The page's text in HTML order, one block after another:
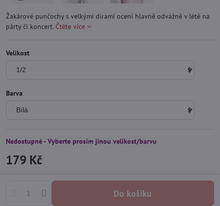
Žakárové punčochy s velkými dírami ocení hlavně odvážně v létě na
párty či koncert. Čtěte více
Velikost
Barva
Nedostupné - Vyberte prosím jinou velikost/barvu
179 Kč
Do košíku